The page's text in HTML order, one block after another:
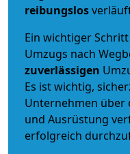
reibungslos
Ein wichtiger
Umzugs nach
zuverlässigen
Es ist wichtig,
Unternehmen über
und Ausrüstung
erfolgreich